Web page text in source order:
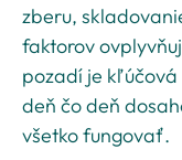
zberu,
faktorov
pozadí je
deň čo deň
všetko fungovať.